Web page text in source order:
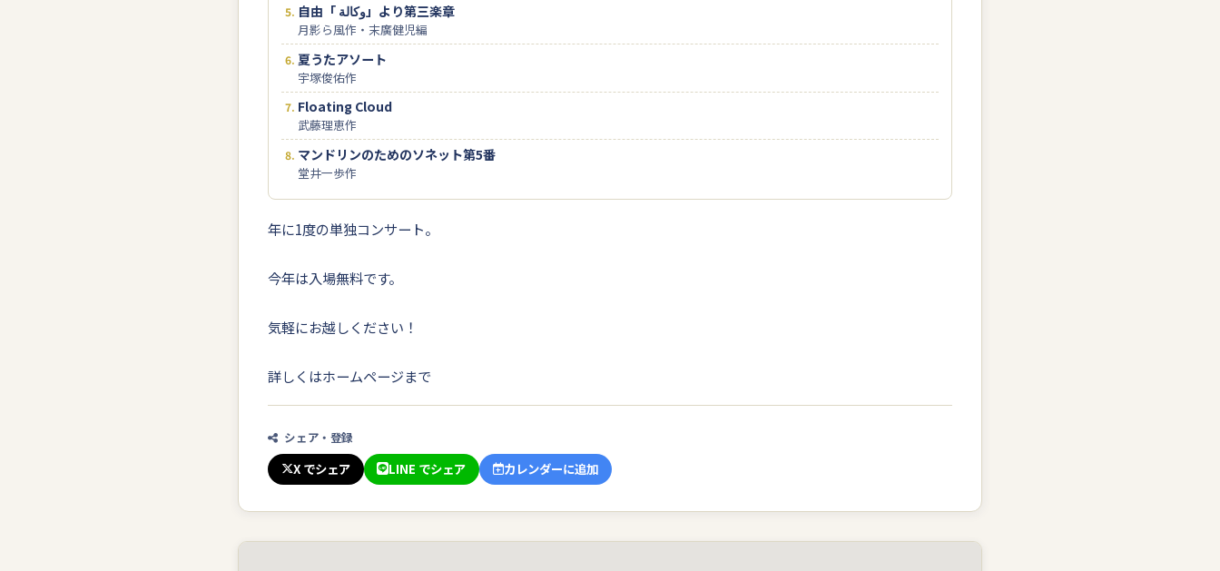
自由「 وكالة」より第三楽章
月影ら風作・末廣健児編
夏うたアソート
宇塚俊佑作
Floating Cloud
武藤理恵作
マンドリンのためのソネット第5番
堂井一歩作
年に1度の単独コンサート。
今年は入場無料です。
気軽にお越しください！
詳しくはホームページまで
シェア・登録
X でシェア LINE でシェア カレンダーに追加